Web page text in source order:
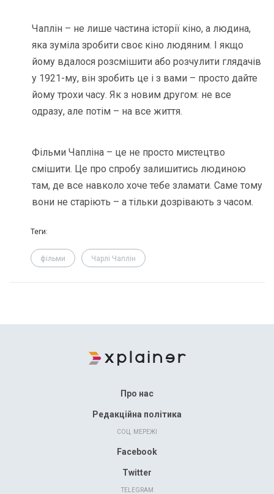
Чаплін – не лише частина історії кіно, а людина,
яка зуміла зробити своє кіно людяним. І якщо
йому вдалося розсмішити або розчулити глядачів
у 1921-му, він зробить це і з вами – просто дайте
йому трохи часу. Як з новим другом: не все
одразу, але потім – на все життя.
Фільми Чапліна – це не просто мистецтво
смішити. Це про спробу залишитись людиною
там, де все навколо хоче тебе зламати. Саме тому
вони не старіють – а тільки дозрівають з часом.
Теги:
фільми Чарлі Чаплін
Про нас
Редакційна політика
СОЦ. МЕРЕЖІ
Facebook
Twitter
TELEGRAM